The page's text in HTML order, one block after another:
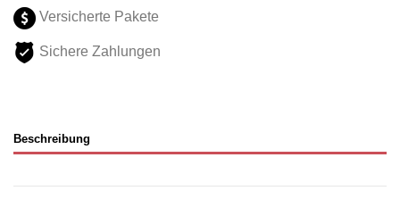
Versicherte Pakete
Sichere Zahlungen
Beschreibung